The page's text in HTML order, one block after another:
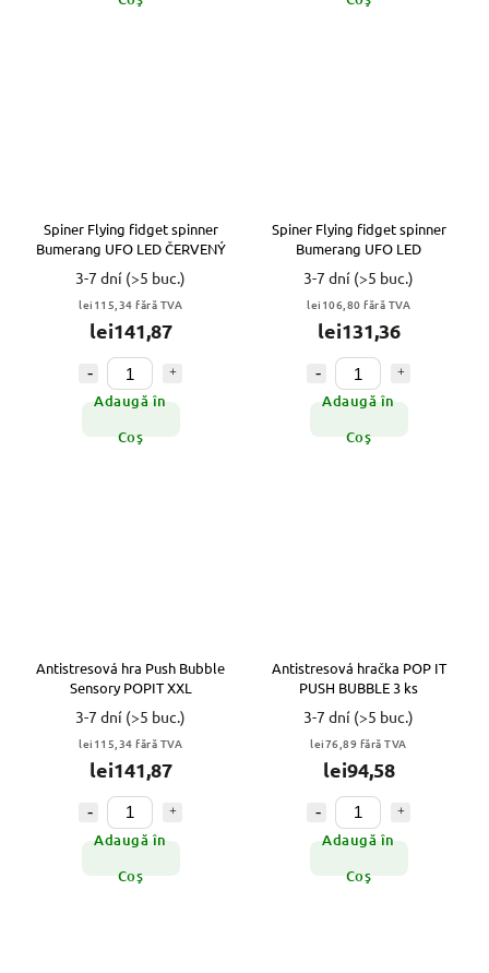
Spiner Flying fidget spinner
Bumerang UFO LED ČERVENÝ
3-7 dní (>5 buc.)
lei115,34 fără TVA
lei141,87
Adaugă în
Coş
Spiner Flying fidget spinner
Bumerang UFO LED
3-7 dní (>5 buc.)
lei106,80 fără TVA
lei131,36
Adaugă în
Coş
Antistresová hra Push Bubble
Sensory POPIT XXL
3-7 dní (>5 buc.)
lei115,34 fără TVA
lei141,87
Adaugă în
Coş
Antistresová hračka POP IT
PUSH BUBBLE 3 ks
3-7 dní (>5 buc.)
lei76,89 fără TVA
lei94,58
Adaugă în
Coş